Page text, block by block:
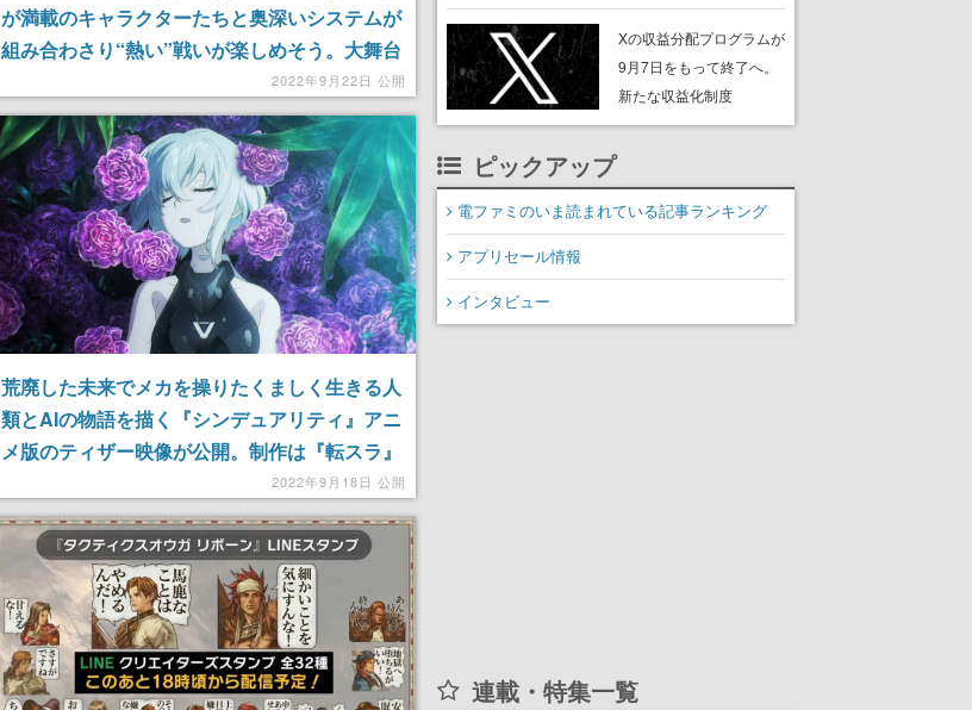
が満載のキャラクターたちと奥深いシステムが
組み合わさり“熱い”戦いが楽しめそう。大舞台
のような雰囲気を味わえる「自動実況」も好感
触
2022年9月22日 公開
荒廃した未来でメカを操りたくましく生きる人
類とAIの物語を描く『シンデュアリティ』アニ
メ版のティザー映像が公開。制作は『転スラ』
や『ヤマノススメ』で知られるエイトビット
2022年9月18日 公開
ンペーンなども発表
Xの収益分配プログラムが
9月7日をもって終了へ。
新たな収益化制度
「Original Content
ピックアップ
電ファミのいま読まれている記事ランキング
アプリセール情報
インタビュー
連載・特集一覧